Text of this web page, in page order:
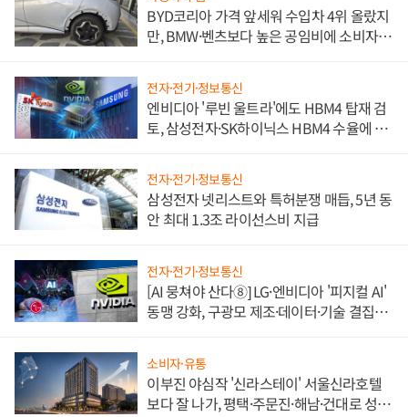
BYD코리아 가격 앞세워 수입차 4위 올랐지
만, BMW·벤츠보다 높은 공임비에 소비자
전자·전기·정보통신
엔비디아 '루빈 울트라'에도 HBM4 탑재 검
토, 삼성전자·SK하이닉스 HBM4 수율에 주
전자·전기·정보통신
삼성전자 넷리스트와 특허분쟁 매듭, 5년 동
안 최대 1.3조 라이선스비 지급
전자·전기·정보통신
[AI 뭉쳐야 산다⑧] LG·엔비디아 '피지컬 AI'
동맹 강화, 구광모 제조·데이터·기술 결집
소비자·유통
이부진 야심작 '신라스테이' 서울신라호텔
보다 잘 나가, 평택·주문진·해남·건대로 성